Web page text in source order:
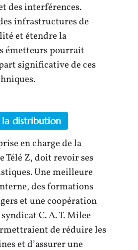
des interférences.
infrastructures de
et étendre la
émetteurs pourrait
significative de ces
la distribution
en charge de la
Z, doit revoir ses
Une meilleure
des formations
et une coopération
C. A. T. Milee
de réduire les
et d’assurer une